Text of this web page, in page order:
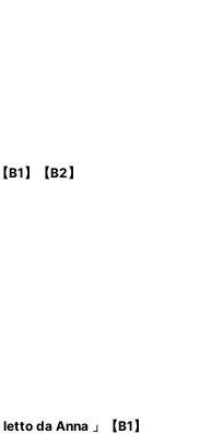
】【B2】
da Anna 」【B1】